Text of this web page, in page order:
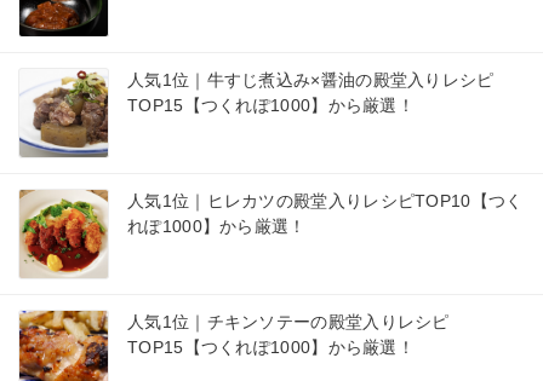
人気1位｜牛すじ煮込み×醤油の殿堂入りレシピ
TOP15【つくれぽ1000】から厳選！
人気1位｜ヒレカツの殿堂入りレシピTOP10【つく
れぽ1000】から厳選！
人気1位｜チキンソテーの殿堂入りレシピ
TOP15【つくれぽ1000】から厳選！